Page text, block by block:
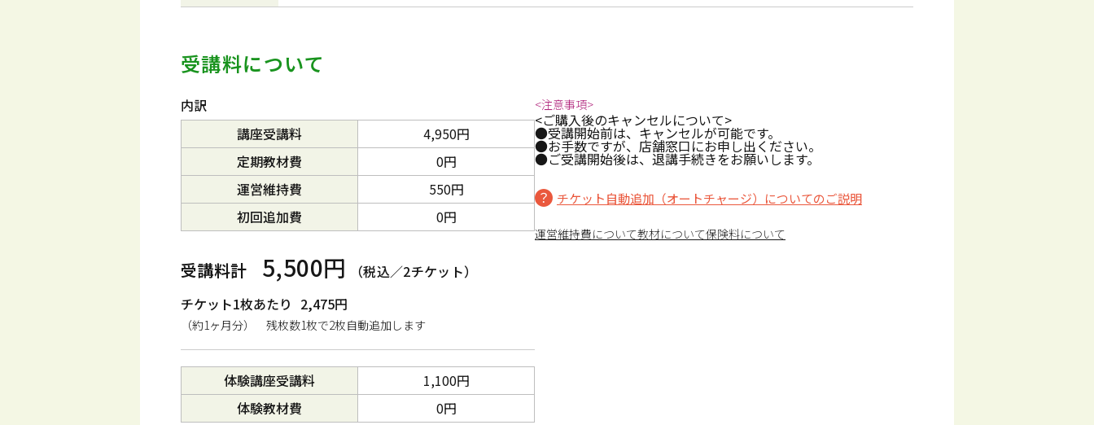
受講料について
内訳
講座受講料
4,950円
定期教材費
0円
運営維持費
550円
初回追加費
0円
受講料計 5,500円
（税込／2チケット）
チケット1枚あたり 2,475円
（約1ヶ月分） 残枚数1枚で2枚自動追加します
体験講座受講料
1,100円
体験教材費
0円
<注意事項>
<ご購入後のキャンセルについて>
●受講開始前は、キャンセルが可能です。
●お手数ですが、店舗窓口にお申し出ください。
●ご受講開始後は、退講手続きをお願いします。
チケット自動追加（オートチャージ）についてのご説明
運営維持費について教材について保険料について